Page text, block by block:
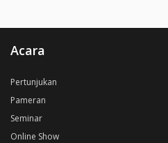
Acara
Pertunjukan
Pameran
Seminar
Online Show